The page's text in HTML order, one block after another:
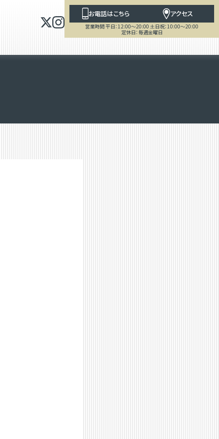
お電話はこちら アクセス
営業時間 平日：12:00～20:00 土日祝：10:00～20:00
定休日：毎週金曜日